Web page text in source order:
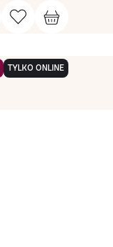
TYLKO ONLINE